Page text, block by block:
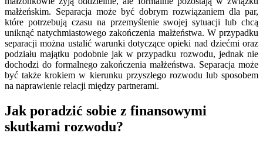
małżeńskim. Separacja może być dobrym rozwiązaniem dla par,
które potrzebują czasu na przemyślenie swojej sytuacji lub chcą
uniknąć natychmiastowego zakończenia małżeństwa. W przypadku
separacji można ustalić warunki dotyczące opieki nad dziećmi oraz
podziału majątku podobnie jak w przypadku rozwodu, jednak nie
dochodzi do formalnego zakończenia małżeństwa. Separacja może
być także krokiem w kierunku przyszłego rozwodu lub sposobem
na naprawienie relacji między partnerami.
Jak poradzić sobie z finansowymi
skutkami rozwodu?